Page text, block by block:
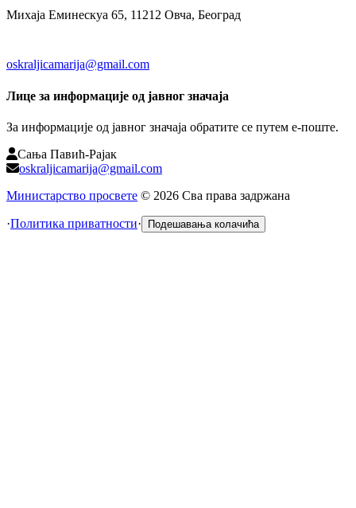
Михаја Еминескуа 65, 11212 Овча, Београд
oskraljicamarija@gmail.com
Лице за информације од јавног значаја
За информације од јавног значаја обратите се путем е-поште.
Сања Павић-Рајак
oskraljicamarija@gmail.com
Министарство просвете © 2026 Сва права задржана
·Политика приватности· Подешавања колачића